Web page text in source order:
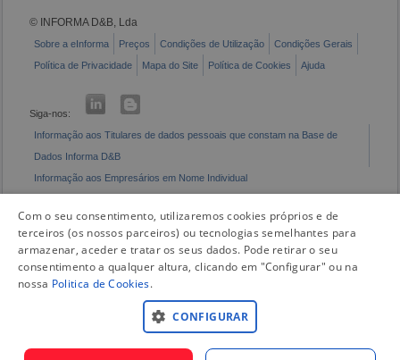
© INFORMA D&B, Lda
Sobre a eInforma Preços Condições de Utilização
Condições Gerais
Política de Privacidade
Mapa do Site Política de Cookies Ajuda
Siga-nos:
Informação aos Titulares de dados pessoais que constam na Base de
Dados Informa D&B
Informação aos Empresários em Nome Individual
Com o seu consentimento, utilizaremos cookies próprios e de
terceiros (os nossos parceiros) ou tecnologias semelhantes para
armazenar, aceder e tratar os seus dados. Pode retirar o seu
consentimento a qualquer altura, clicando em "Configurar" ou na
nossa Politica de Cookies.
CONFIGURAR